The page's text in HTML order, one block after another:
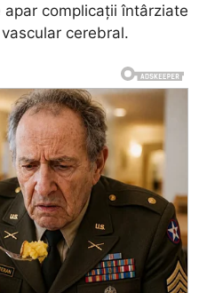
complicații întârziate
cerebral.